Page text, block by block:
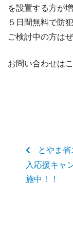
を設置する方が
５日間無料で防
ご検討中の方は
お問い合わせ
とやま
入応援キャ
施中！！